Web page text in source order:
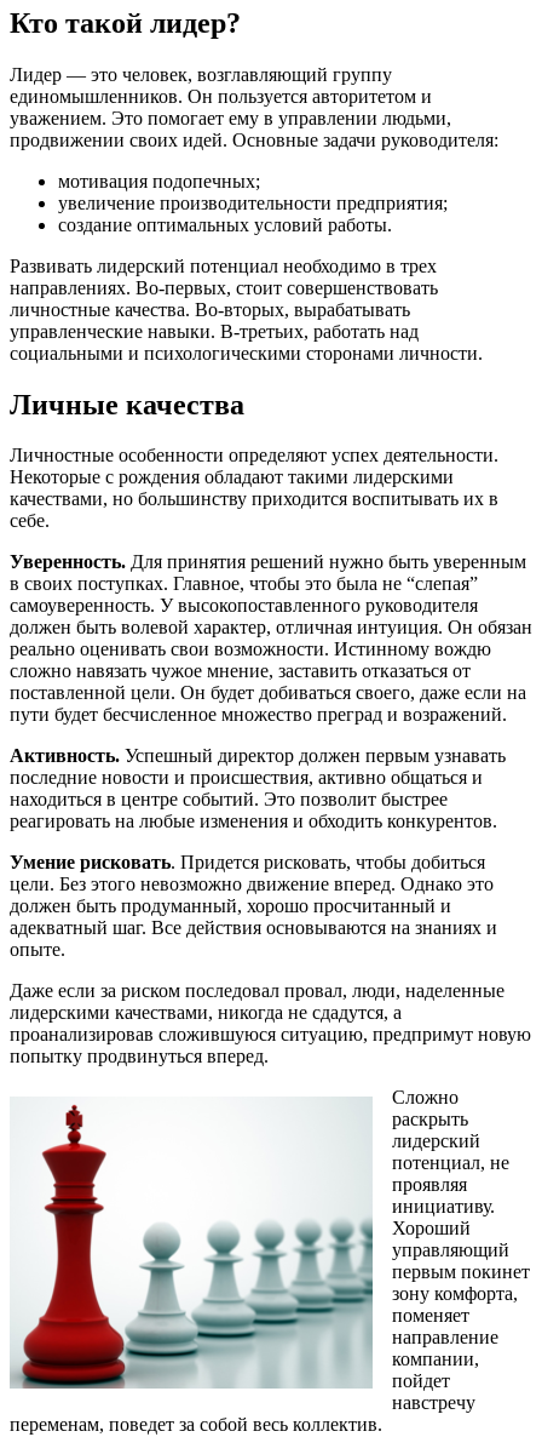
Кто такой лидер?
Лидер — это человек, возглавляющий группу
единомышленников. Он пользуется авторитетом и
уважением. Это помогает ему в управлении людьми,
продвижении своих идей. Основные задачи руководителя:
мотивация подопечных;
увеличение производительности предприятия;
создание оптимальных условий работы.
Развивать лидерский потенциал необходимо в трех
направлениях. Во-первых, стоит совершенствовать
личностные качества. Во-вторых, вырабатывать
управленческие навыки. В-третьих, работать над
социальными и психологическими сторонами личности.
Личные качества
Личностные особенности определяют успех деятельности.
Некоторые с рождения обладают такими лидерскими
качествами, но большинству приходится воспитывать их в
себе.
Уверенность. Для принятия решений нужно быть уверенным
в своих поступках. Главное, чтобы это была не “слепая”
самоуверенность. У высокопоставленного руководителя
должен быть волевой характер, отличная интуиция. Он обязан
реально оценивать свои возможности. Истинному вождю
сложно навязать чужое мнение, заставить отказаться от
поставленной цели. Он будет добиваться своего, даже если на
пути будет бесчисленное множество преград и возражений.
Активность. Успешный директор должен первым узнавать
последние новости и происшествия, активно общаться и
находиться в центре событий. Это позволит быстрее
реагировать на любые изменения и обходить конкурентов.
Умение рисковать. Придется рисковать, чтобы добиться
цели. Без этого невозможно движение вперед. Однако это
должен быть продуманный, хорошо просчитанный и
адекватный шаг. Все действия основываются на знаниях и
опыте.
Даже если за риском последовал провал, люди, наделенные
лидерскими качествами, никогда не сдадутся, а
проанализировав сложившуюся ситуацию, предпримут новую
попытку продвинуться вперед.
Сложно
раскрыть
лидерский
потенциал, не
проявляя
инициативу.
Хороший
управляющий
первым покинет
зону комфорта,
поменяет
направление
компании,
пойдет
навстречу
переменам, поведет за собой весь коллектив.